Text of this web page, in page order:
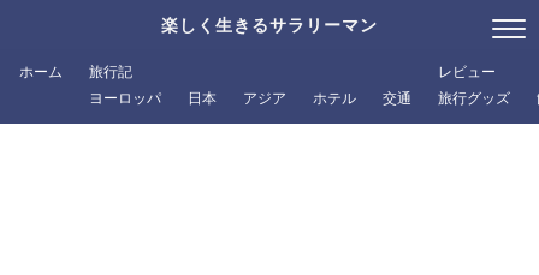
楽しく生きるサラリーマン
ホーム
旅行記
ヨーロッパ
日本 アジア ホテル 交通
レビュー
旅行グッズ